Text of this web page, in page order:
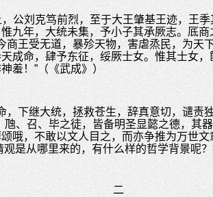
公刘克笃前烈，至于大王肇基王迹，王
九年，大统未集，予小子其承厥志。厎商
商王受无道，暴殄天物，害虐烝民，为天
成命，肆予东征，绥厥士女。惟其士女
羞！”（《武成》）
，下继大统，拯救苍生，辞真意切，谴责
、召、毕之徒，皆备明圣显懿之德，其
哦，不敢以文人目之，而亦争推为万世文
是从哪里来的，有什么样的哲学背景呢
二